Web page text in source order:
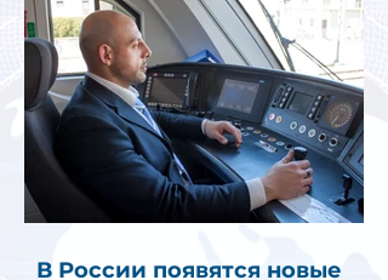
В России появятся новые